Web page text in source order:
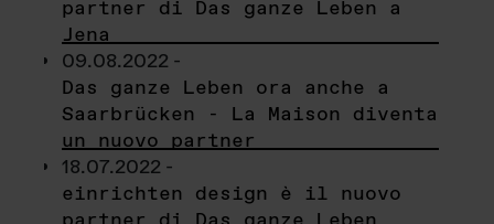
partner di Das ganze Leben a
Jena
09.08.2022 -
Das ganze Leben ora anche a
Saarbrücken - La Maison diventa
un nuovo partner
18.07.2022 -
einrichten design è il nuovo